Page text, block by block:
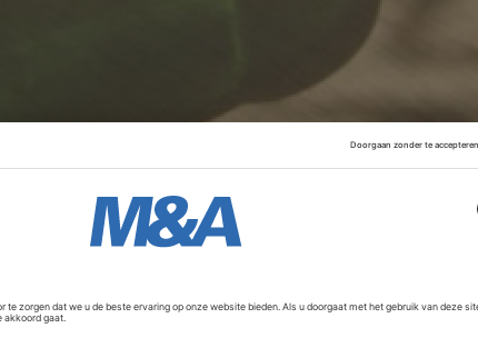
33 kroegen uit waar door de samensmelting de
onder druk kan komen staan.